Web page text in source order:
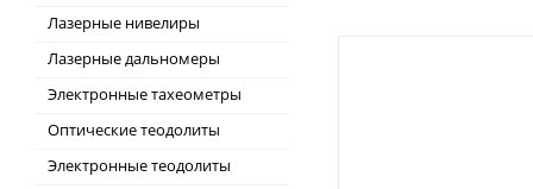
Лазерные нивелиры
Лазерные дальномеры
Электронные тахеометры
Оптические теодолиты
Электронные теодолиты